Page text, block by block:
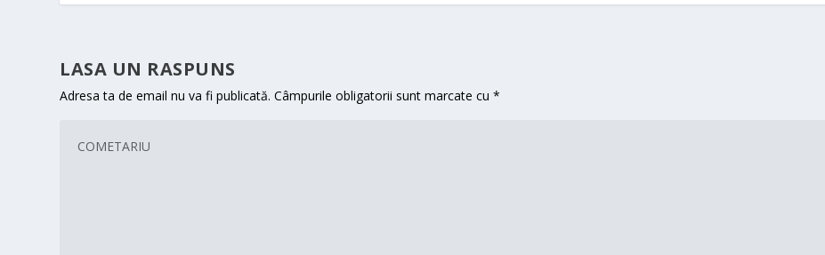
LASA UN RASPUNS
Adresa ta de email nu va fi publicată. Câmpurile obligatorii sunt marcate cu*